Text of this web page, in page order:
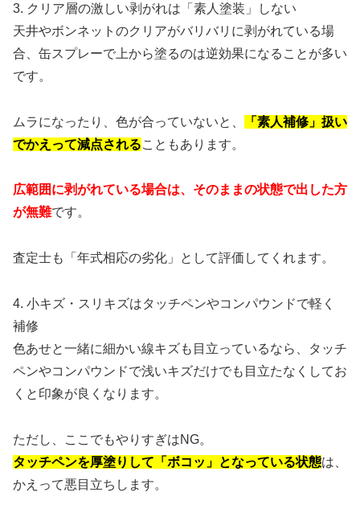
3. クリア層の激しい剥がれは「素人塗装」しない
天井やボンネットのクリアがバリバリに剥がれている場
合、缶スプレーで上から塗るのは逆効果になることが多い
です。
ムラになったり、色が合っていないと、
「素人補修」扱い
でかえって減点されることもあります。
広範囲に剥がれている場合は、そのままの状態で出した方
が無難です。
査定士も「年式相応の劣化」として評価してくれます。
4. 小キズ・スリキズはタッチペンやコンパウンドで軽く
補修
色あせと一緒に細かい線キズも目立っているなら、タッチ
ペンやコンパウンドで浅いキズだけでも目立たなくしてお
くと印象が良くなります。
ただし、ここでもやりすぎはNG。
タッチペンを厚塗りして「ボコッ」となっている状態は、
かえって悪目立ちします。